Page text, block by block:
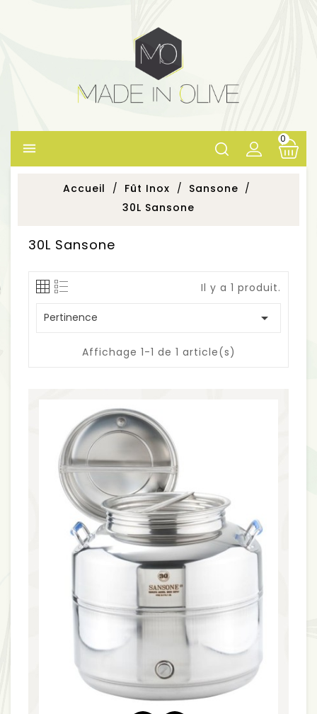
0

Accueil Fût Inox
Sansone
30L Sansone
30L Sansone
Il y a 1 produit.
Pertinence 
Affichage 1-1 de 1 article(s)